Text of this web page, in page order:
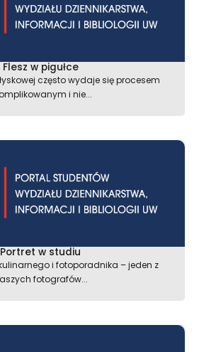
Flesz w pigułce
często wydaje się procesem
i nie...
Portret w studiu
i fotoporadnika – jeden z
fotografów...